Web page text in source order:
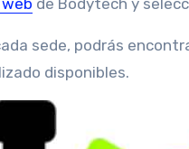
de Bodytech y
sede, podrás
disponibles.